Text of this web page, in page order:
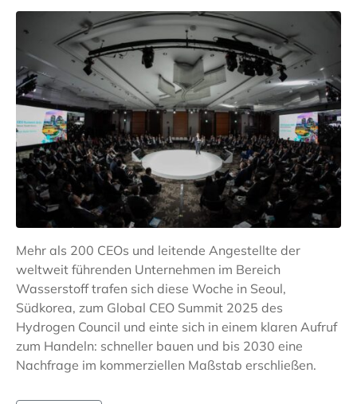
Mehr als 200 CEOs und leitende Angestellte der
weltweit führenden Unternehmen im Bereich
Wasserstoff trafen sich diese Woche in Seoul,
Südkorea, zum Global CEO Summit 2025 des
Hydrogen Council und einte sich in einem klaren Aufruf
zum Handeln: schneller bauen und bis 2030 eine
Nachfrage im kommerziellen Maßstab erschließen.